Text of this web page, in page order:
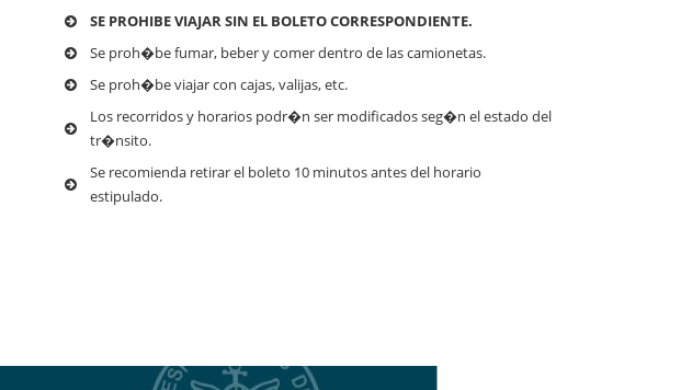
SE PROHIBE VIAJAR SIN EL BOLETO CORRESPONDIENTE.
Se proh�be fumar, beber y comer dentro de las camionetas.
Se proh�be viajar con cajas, valijas, etc.
Los recorridos y horarios podr�n ser modificados seg�n el estado del
tr�nsito.
Se recomienda retirar el boleto 10 minutos antes del horario
estipulado.